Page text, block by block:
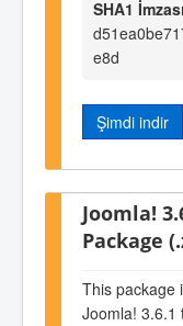
SHA1 İmzası
e8d
Şimdi indir
Joomla!
Package
This package
Joomla! 3.6.1